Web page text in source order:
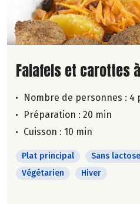
Lire la suite de la
Falafels et carottes
Nombre de personnes : 4
Préparation : 20 min
Cuisson : 10 min
Plat principal Sans lactose
Végétarien
Hiver